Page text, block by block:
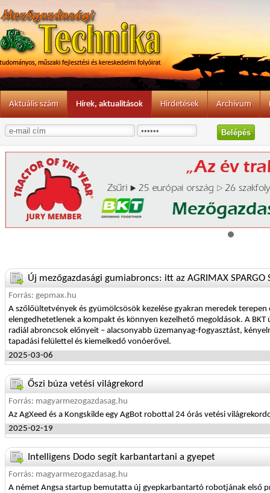
Aktuális szám Hírek, aktualitások Hirdetések Archívum
Új mezőgazdasági gumiabroncs: itt az AGRIMAX SPARGO
Forrás: gepmax.hu
A szőlőültetvények és gyümölcsösök kezelése gyakran meredek
elengedhetetlenek a kompakt és könnyen kezelhető megoldások. A BKT
radiál abroncsok előnyeit – alacsonyabb üzemanyag-fogyasztást,
tapadási felülettel és kiemelkedő vonóerővel.
2025-03-06
Őszi búza vetési világrekord
Forrás: magyarmezogazdasag.hu
Az AgXeed és a Kongskilde egy AgBot robottal 24 órás vetési
2025-02-19
Intelligens Dodo segít karbantartani a gyepet
Forrás: magyarmezogazdasag.hu
A német Angsa startup bemutatta új gyepkarbantartó robotjának első